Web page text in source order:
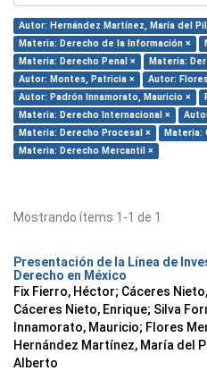
Autor: Hernández Martínez, María del
Materia: Derecho de la Información ×
Materia: Derecho Penal ×
Materia:
Autor: Montes, Patricia ×
Autor:
Autor: Padrón Innamorato, Mauricio ×
Materia: Derecho Internacional ×
Materia: Derecho Procesal ×
Materia:
Materia: Derecho Mercantil ×
Mostrando ítems 1-1 de 1
Presentación de la Línea de
Derecho en México
Fix Fierro, Héctor; Cáceres
Cáceres Nieto, Enrique; Silva
Innamorato, Mauricio; Flores
Hernández Martínez, María del
Alberto